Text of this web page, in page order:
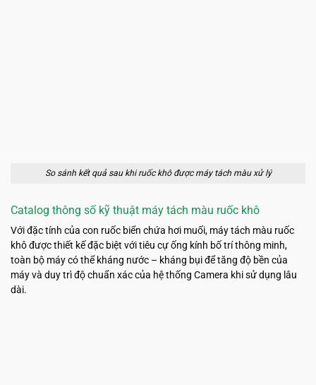
So sánh kết quả sau khi ruốc khô được máy tách màu xử lý
Catalog thông số kỹ thuật máy tách màu ruốc khô
Với đặc tính của con ruốc biển chứa hơi muối, máy tách màu ruốc
khô được thiết kế đặc biệt với tiêu cự ống kính bố trí thông minh,
toàn bộ máy có thể kháng nước – kháng bụi để tăng độ bền của
máy và duy trì độ chuẩn xác của hệ thống Camera khi sử dụng lâu
dài.